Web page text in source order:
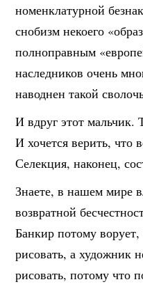
номенклатурной
снобизм некоего
полноправным
наследников очень
наводнен такой
И вдруг этот
И хочется верить, что
Селекция, наконец,
Знаете, в нашем мире
возвратной
Банкир потому
рисовать, а художник
рисовать, потому что